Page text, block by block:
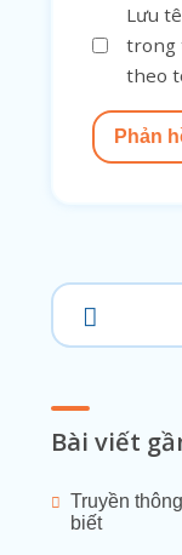
Lưu
trong
theo
Phản
Bài viết
Truyền
biết